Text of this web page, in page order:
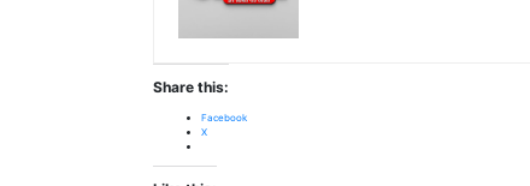
Share this:
Facebook
X